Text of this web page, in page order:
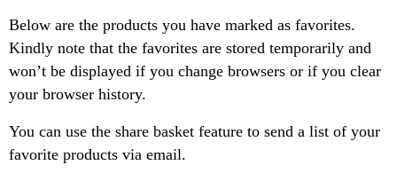
Below are the products you have marked as favorites.
Kindly note that the favorites are stored temporarily and
won’t be displayed if you change browsers or if you clear
your browser history.
You can use the share basket feature to send a list of your
favorite products via email.